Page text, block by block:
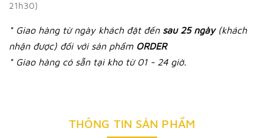
21h30)
* Giao hàng từ ngày khách đặt đến sau 25 ngày (khách
nhận được) đối với sản phẩm ORDER
* Giao hàng có sẵn tại kho từ 01 - 24 giờ.
THÔNG TIN SẢN PHẨM